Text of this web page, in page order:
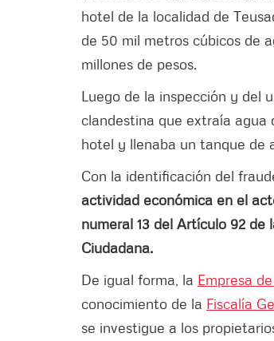
hotel de la localidad de
de 50 mil metros cúbicos de
millones de pesos.
Luego de la inspección y del
clandestina que extraía agua
hotel y llenaba un tanque de
Con la identificación del
actividad económica en el
numeral 13 del Artículo 92 de
Ciudadana.
De igual forma, la Empresa
conocimiento de la Fiscalía
se investigue a los